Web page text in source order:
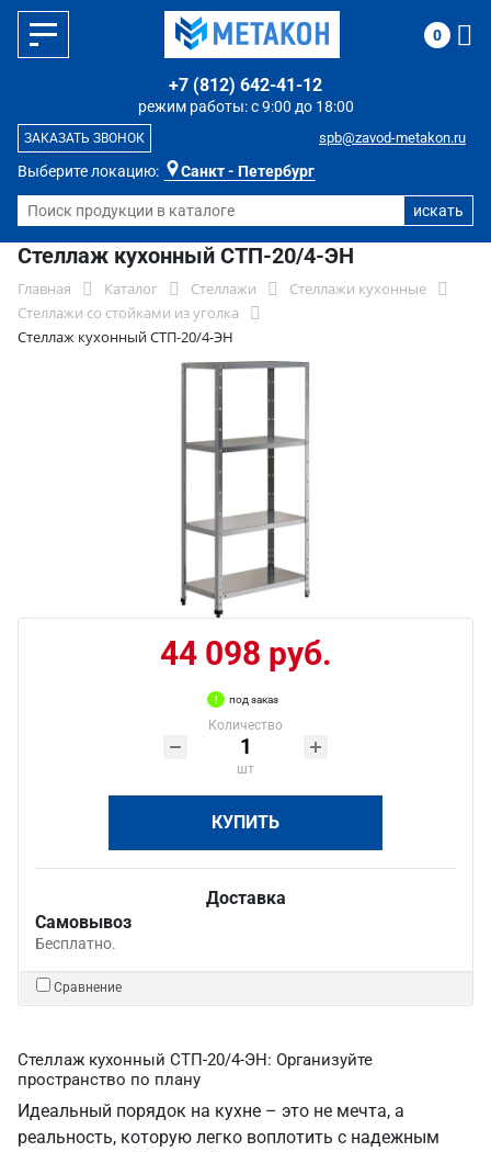
Выберите локацию: Санкт - Петербург
режим работы: с 9:00 до 18:00
+7 (812) 642-41-12
spb@zavod-metakon.ru
ЗАКАЗАТЬ ЗВОНОК
0
Стеллаж кухонный СТП-20/4-ЭН
Главная Каталог Стеллажи
Стеллажи кухонные
Стеллажи со стойками из уголка
Стеллаж кухонный СТП-20/4-ЭН
44 098 руб.
под заказ
Количество
шт
КУПИТЬ
Доставка
Самовывоз
Бесплатно.
Сравнение
Стеллаж кухонный СТП-20/4-ЭН: Организуйте
пространство по плану
Идеальный порядок на кухне – это не мечта, а
реальность, которую легко воплотить с надежным